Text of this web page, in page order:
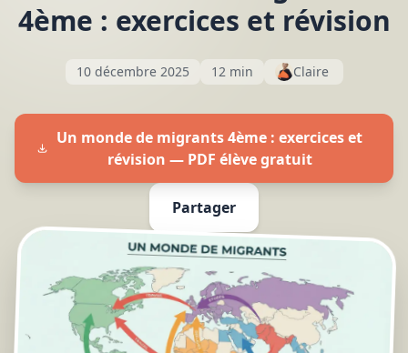
4ème : exercices et révision
10 décembre 2025 12 min Claire
Un monde de migrants 4ème : exercices et
révision — PDF élève gratuit
Partager